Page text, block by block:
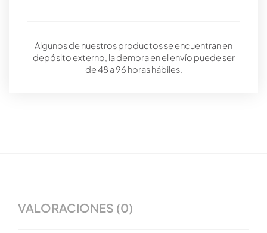
Algunos de nuestros productos se encuentran en
depósito externo, la demora en el envío puede ser
de 48 a 96 horas hábiles.
VALORACIONES (0)